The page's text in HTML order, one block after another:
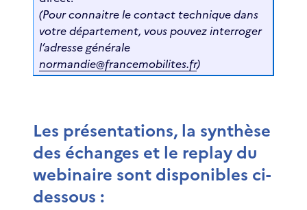
(Pour connaitre le contact technique dans
votre département, vous pouvez interroger
l’adresse générale
normandie@francemobilites.fr)
Les présentations, la synthèse
des échanges et le replay du
webinaire sont disponibles ci-
dessous :